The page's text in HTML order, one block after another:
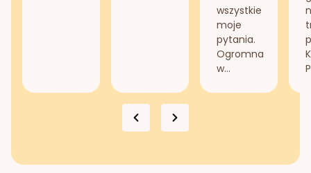
wszystkie
moje
pytania.
Ogromna
w...